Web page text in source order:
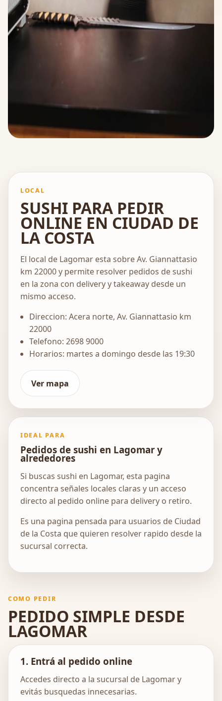
LOCAL
SUSHI PARA PEDIR
ONLINE EN CIUDAD DE
LA COSTA
El local de Lagomar esta sobre Av. Giannattasio
km 22000 y permite resolver pedidos de sushi
en la zona con delivery y takeaway desde un
mismo acceso.
Direccion: Acera norte, Av. Giannattasio km
22000
Telefono: 2698 9000
Horarios: martes a domingo desde las 19:30
Ver mapa
IDEAL PARA
Pedidos de sushi en Lagomar y
alrededores
Si buscas sushi en Lagomar, esta pagina
concentra señales locales claras y un acceso
directo al pedido online para delivery o retiro.
Es una pagina pensada para usuarios de Ciudad
de la Costa que quieren resolver rapido desde la
sucursal correcta.
COMO PEDIR
PEDIDO SIMPLE DESDE
LAGOMAR
1. Entrá al pedido online
Accedes directo a la sucursal de Lagomar y
evitás busquedas innecesarias.